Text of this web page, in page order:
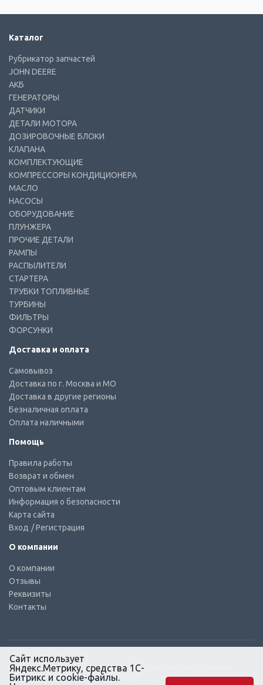
Каталог
Рубрикатор запчастей
JOHN DEERE
АКБ
ГЕНЕРАТОРЫ
ДАТЧИКИ
ДЕТАЛИ МОТОРА
ДОЗИРОВОЧНЫЕ БЛОКИ
КЛАПАНА
КОМПЛЕКТУЮЩИЕ
КОМПРЕССОРЫ КОНДИЦИОНЕРА
МАСЛО
НАСОСЫ
ОБОРУДОВАНИЕ
ПЛУНЖЕРА
ПРОЧИЕ ДЕТАЛИ
РАМПЫ
РАСПЫЛИТЕЛИ
СТАРТЕРА
ТРУБКИ ТОПЛИВНЫЕ
ТУРБИНЫ
ФИЛЬТРЫ
ФОРСУНКИ
Доставка и оплата
Самовывоз
Доставка по г. Москва и МО
Доставка в другие регионы
Безналичная оплата
Оплата наличными
Помощь
Правила работы
Возврат и обмен
Оптовым клиентам
Информация о безопасности
Карта сайта
Вход / Регистрация
О компании
О компании
Отзывы
Реквизиты
Контакты
© КТС-Дизель – Комплектующие к топливным системам
Все права защищены, 2003 – 2025
Сайт использует
Яндекс.Метрику, средства 1С-
Битрикс и cookie-файлы.